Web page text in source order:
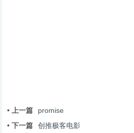
• 上一篇
promise
• 下一篇
创推极客电影